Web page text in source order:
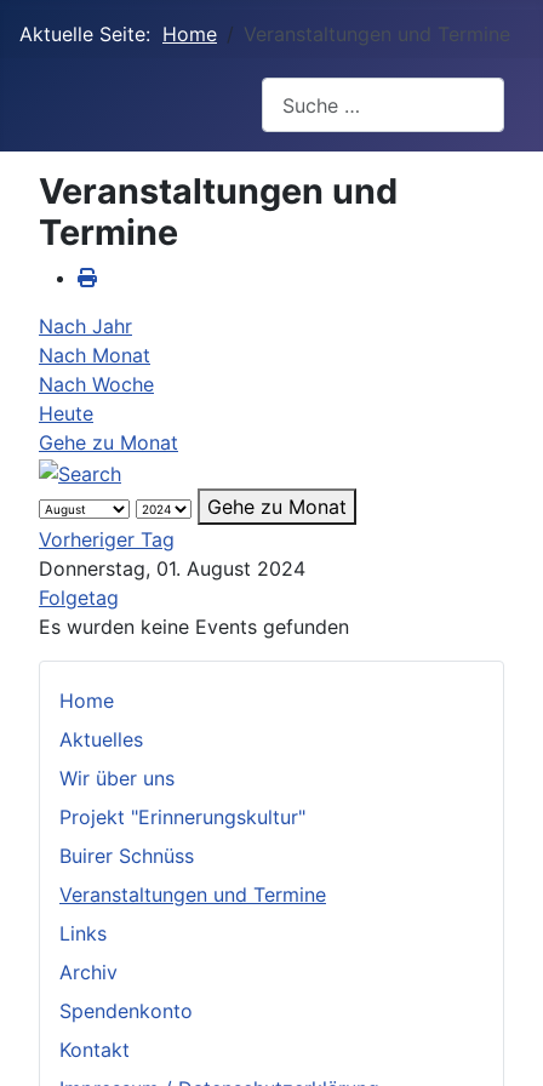
Aktuelle Seite: Home Veranstaltungen und Termine
Home
Aktuelles
Wir über uns
Projekt "Erinnerungskultur"
Buirer Schnüss
Veranstaltungen und Termine
Links
Archiv
Spendenkonto
Kontakt
Veranstaltungen und
Termine
Nach Jahr
Nach Monat
Nach Woche
Heute
Gehe zu Monat
Gehe zu Monat
Vorheriger Tag
Donnerstag, 01. August 2024
Folgetag
Es wurden keine Events gefunden